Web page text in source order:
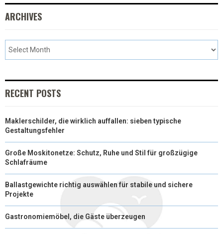
ARCHIVES
RECENT POSTS
Maklerschilder, die wirklich auffallen: sieben typische
Gestaltungsfehler
Große Moskitonetze: Schutz, Ruhe und Stil für großzügige
Schlafräume
Ballastgewichte richtig auswählen für stabile und sichere
Projekte
Gastronomiemöbel, die Gäste überzeugen